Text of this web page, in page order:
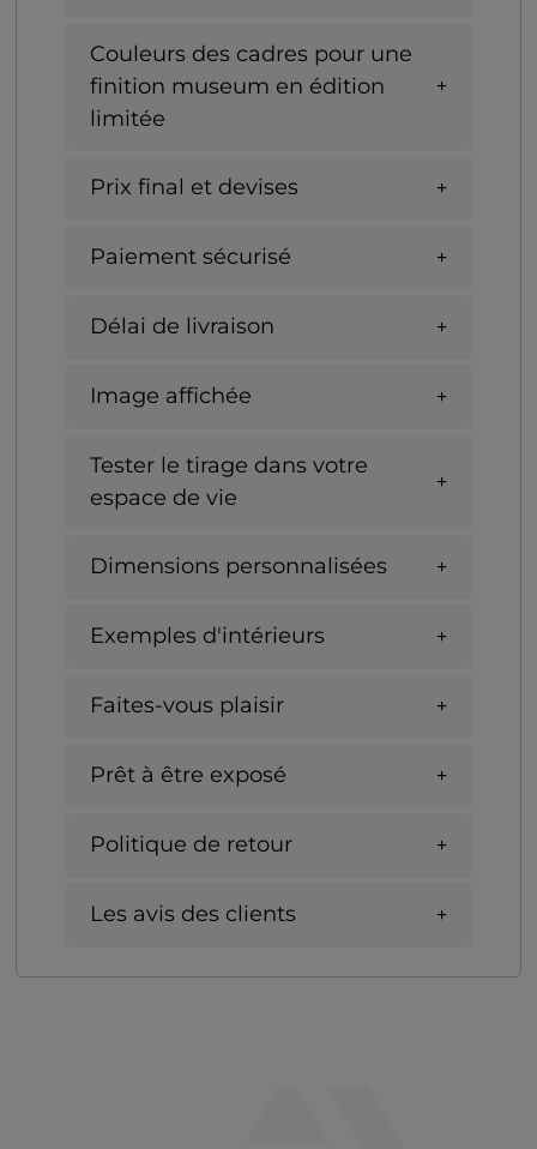
Couleurs des cadres pour une
finition museum en édition
limitée
Prix final et devises
Paiement sécurisé
Délai de livraison
Image affichée
Tester le tirage dans votre
espace de vie
Dimensions personnalisées
Exemples d'intérieurs
Faites-vous plaisir
Prêt à être exposé
Politique de retour
Les avis des clients